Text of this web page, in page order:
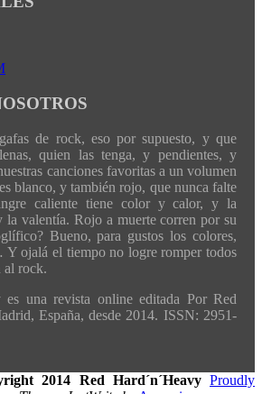
de rock, eso por supuesto, y que
quien las tenga, y pendientes, y
canciones favoritas a un volumen
blanco, y también rojo, que nunca falte
caliente tiene color y calor, y la
valentía. Rojo a muerte corren por su
Bueno, para gustos los colores,
ojalá el tiempo no logre romper todos
al rock.
una revista online editada Por Red
España, desde 2014. ISSN: 2951-
2014 Red Hard´n´Heavy Proudly